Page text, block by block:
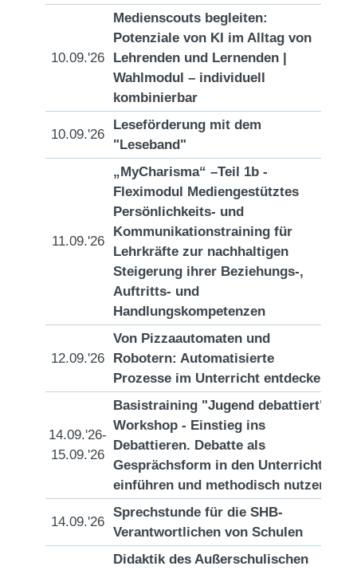
10.09.'26
Medienscouts begleiten:
Potenziale von KI im Alltag von
Lehrenden und Lernenden |
Wahlmodul – individuell
kombinierbar
10.09.'26
Leseförderung mit dem
"Leseband"
11.09.'26
„MyCharisma“ –Teil 1b -
Fleximodul Mediengestütztes
Persönlichkeits- und
Kommunikationstraining für
Lehrkräfte zur nachhaltigen
Steigerung ihrer Beziehungs-,
Auftritts- und
Handlungskompetenzen
12.09.'26
Von Pizzaautomaten und
Robotern: Automatisierte
Prozesse im Unterricht entdecken
14.09.'26-
15.09.'26
Basistraining "Jugend debattiert"/
Workshop - Einstieg ins
Debattieren. Debatte als
Gesprächsform in den Unterricht
einführen und methodisch nutzen.
14.09.'26
Sprechstunde für die SHB-
Verantwortlichen von Schulen
Didaktik des Außerschulischen